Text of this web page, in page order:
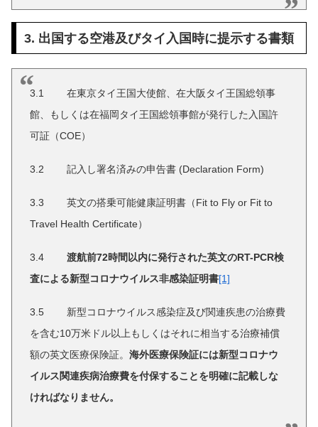
3. 出国する空港及びタイ入国時に提示する書類
3.1 在東京タイ王国大使館、在大阪タイ王国総領事
館、もしくは在福岡タイ王国総領事館が発行した入国許
可証（COE）
3.2 記入し署名済みの申告書 (Declaration Form)
3.3 英文の搭乗可能健康証明書（Fit to Fly or Fit to
Travel Health Certificate）
3.4渡航前72時間以内に発行された英文のRT-PCR検
査による新型コロナウイルス非感染証明書[1]
3.5 新型コロナウイルス感染症及び関連疾患の治療費
を含む10万米ドル以上もしくはそれに相当する治療補償
額の英文医療保険証。海外医療保険証には新型コロナウ
イルス関連疾病治療費を付保することを明確に記載しな
ければなりません。